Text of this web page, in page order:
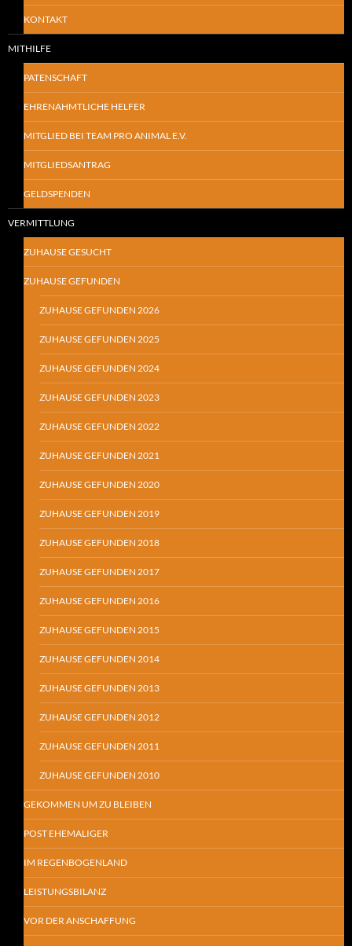
KONTAKT
MITHILFE
PATENSCHAFT
EHRENAHMTLICHE HELFER
MITGLIED BEI TEAM PRO ANIMAL E.V.
MITGLIEDSANTRAG
GELDSPENDEN
VERMITTLUNG
ZUHAUSE GESUCHT
ZUHAUSE GEFUNDEN
ZUHAUSE GEFUNDEN 2026
ZUHAUSE GEFUNDEN 2025
ZUHAUSE GEFUNDEN 2024
ZUHAUSE GEFUNDEN 2023
ZUHAUSE GEFUNDEN 2022
ZUHAUSE GEFUNDEN 2021
ZUHAUSE GEFUNDEN 2020
ZUHAUSE GEFUNDEN 2019
ZUHAUSE GEFUNDEN 2018
ZUHAUSE GEFUNDEN 2017
ZUHAUSE GEFUNDEN 2016
ZUHAUSE GEFUNDEN 2015
ZUHAUSE GEFUNDEN 2014
ZUHAUSE GEFUNDEN 2013
ZUHAUSE GEFUNDEN 2012
ZUHAUSE GEFUNDEN 2011
ZUHAUSE GEFUNDEN 2010
GEKOMMEN UM ZU BLEIBEN
POST EHEMALIGER
IM REGENBOGENLAND
LEISTUNGSBILANZ
VOR DER ANSCHAFFUNG